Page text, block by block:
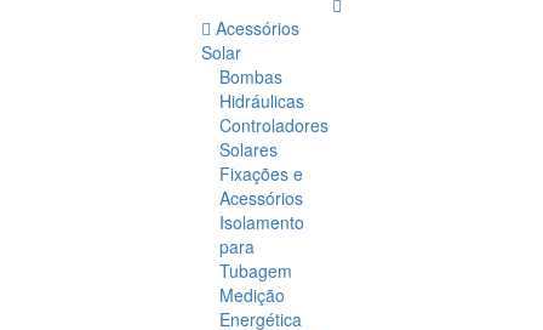
Acessórios
Solar
Bombas
Hidráulicas
Controladores
Solares
Fixações e
Acessórios
Isolamento
para
Tubagem
Medição
Energética